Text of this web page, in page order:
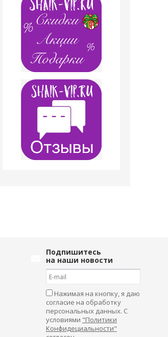
Подпишитесь
на наши новости
Нажимая на кнопку, я даю
согласие на обработку
персональных данных. С
условиями "Политики
Конфидециальности"